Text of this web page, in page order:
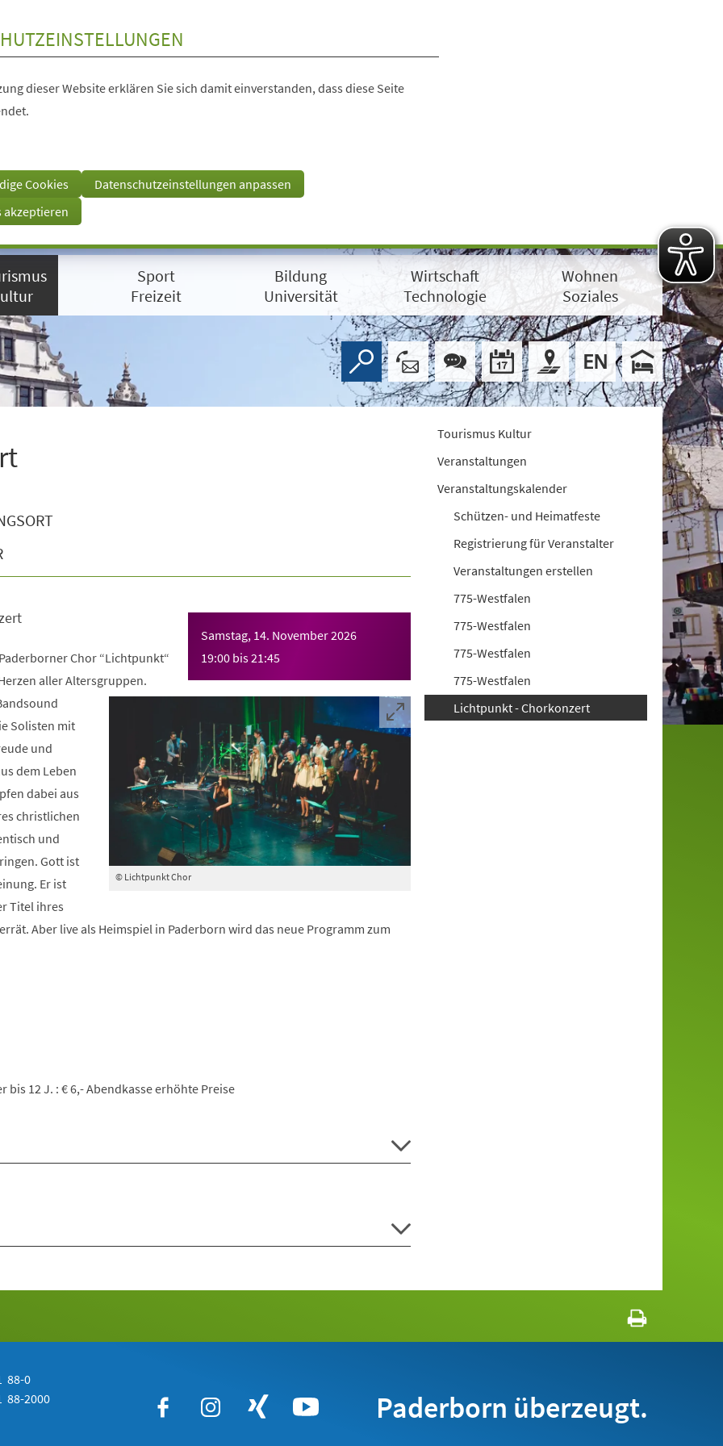
dieser Website erklären Sie sich damit einverstanden, dass diese Seite
Cookies
Datenschutzeinstellungen anpassen
akzeptieren
Sport
Freizeit
Bildung
Universität
Wirtschaft
Technologie
Wohnen
Soziales
Samstag, 14. November 2026
19:00 bis21:45
© Lichtpunkt Chor
Chor “Lichtpunkt“
aller Altersgruppen.
Solisten mit
und
dem Leben
dabei aus
christlichen
und
Gott ist
Er ist
Titel ihres
Aber live als Heimspiel in Paderborn wird das neue Programm zum
bis 12 J. : € 6,- Abendkasse erhöhte Preise
Tourismus Kultur
Veranstaltungen
Veranstaltungskalender
Schützen- und Heimatfeste
Registrierung für Veranstalter
Veranstaltungen erstellen
775-Westfalen
775-Westfalen
775-Westfalen
775-Westfalen
Lichtpunkt - Chorkonzert
88-0
88-2000 Paderborn überzeugt.